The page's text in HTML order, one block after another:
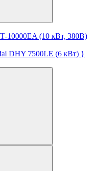
10000EA (10 кВт, 380В)